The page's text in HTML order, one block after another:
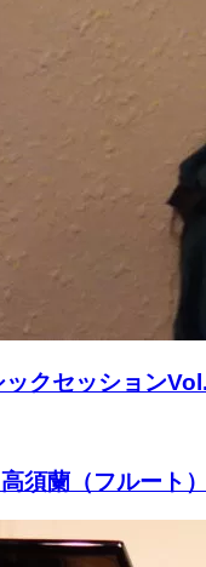
クセッション
須蘭（フルート